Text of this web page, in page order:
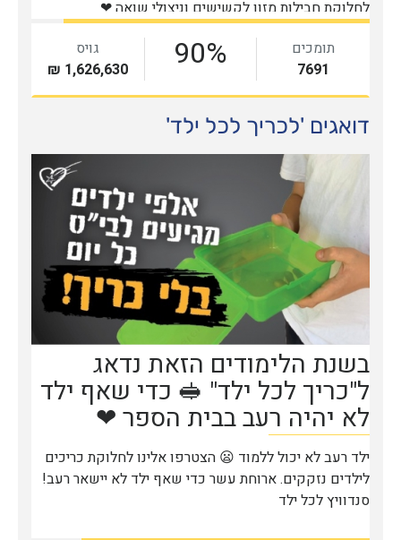
דואגים 'לכריך לכל ילד'